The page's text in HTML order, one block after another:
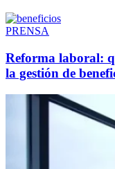
PRENSA
Reforma laboral:
la gestión de